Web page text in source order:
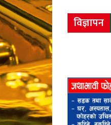
विज्ञापन